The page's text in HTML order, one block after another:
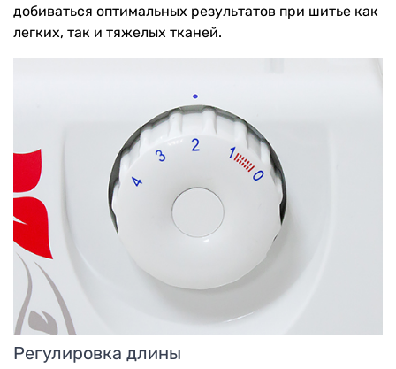
добиваться оптимальных результатов при шитье как
легких, так и тяжелых тканей.
Регулировка длины